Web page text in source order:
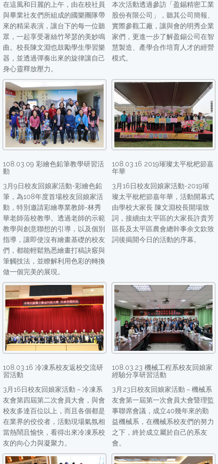
在這風和日麗的上午，由在校社員
與畢業社友們所組成的國樂團隊帶
來的精采表演，讓台下的每一位聽
眾，一起享受著絲竹琴瑟的美妙鳴
曲。校長陳文淵也鼓勵學生學習樂
器，並透過彈奏出來的旋律讓自己
身心靈釋放壓力。
本次活動透過參訪「盈錫精密工業
股份有限公司」，聽其公司簡報、
實際參觀工廠，讓與會的明秀企業
家們，更進一步了解盈錫公司在智
慧製造、產學合作培育人才的經營
模式。
108.03.09 彩繪色鉛筆教學研習活
動
3月9日校友回娘家活動-彩繪色鉛
筆，為108年度首場校友回娘家活
動，特別邀請彩繪專業教師-林秀
華老師蒞校教學。透過老師的示範
教學與創意聯想的引導，以及個別
指導，讓即使沒有繪畫基礎的校友
們，都能輕鬆熟悉繪畫打稿訣竅與
筆觸技法，並瞭解利用色彩的轉換
做一個完美的展現。
108.03.16 2019璀璨太平枇杷節嘉
年華
3月16日校友回娘家活動-2019璀
璨太平枇杷節嘉年華，活動開幕式
由學校大家長 陳文淵校長開場致
詞，接續由太平區的大家長許貴芳
區長及太平區農會總幹事余文欽致
詞後揭開今日的活動的序幕。
108.03.16 冷凍系校友返校交流研
習活動
3月16日校友回娘家活動－冷凍系
友會第四屆第二次會員大會，與會
校友多達百位以上，而且各個都是
在業界的佼佼者，活動現場氣氛相
當熱鬧且愉快，看得出來冷凍系校
友的向心力與凝聚力。
108.03.23 機械工程系校友回娘家
經驗分享研習活動
3月23日校友回娘家活動－機械系
友會第一屆第一次會員大會暨理監
事聯席會議，成立40幾年來的勤
益機械系，在機械系校友們的努力
之下，終於成立屬於自己的系友
會。